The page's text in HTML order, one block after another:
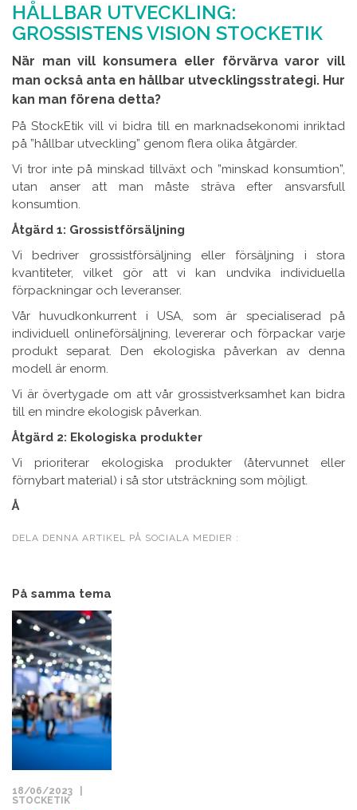
HÅLLBAR UTVECKLING:
GROSSISTENS VISION STOCKETIK
När man vill konsumera eller förvärva varor vill
man också anta en hållbar utvecklingsstrategi. Hur
kan man förena detta?
På StockEtik vill vi bidra till en marknadsekonomi inriktad
på ”hållbar utveckling” genom flera olika åtgärder.
Vi tror inte på minskad tillväxt och ”minskad konsumtion”,
utan anser att man måste sträva efter ansvarsfull
konsumtion.
Åtgärd 1: Grossistförsäljning
Vi bedriver grossistförsäljning eller försäljning i stora
kvantiteter, vilket gör att vi kan undvika individuella
förpackningar och leveranser.
Vår huvudkonkurrent i USA, som är specialiserad på
individuell onlineförsäljning, levererar och förpackar varje
produkt separat. Den ekologiska påverkan av denna
modell är enorm.
Vi är övertygade om att vår grossistverksamhet kan bidra
till en mindre ekologisk påverkan.
Åtgärd 2: Ekologiska produkter
Vi prioriterar ekologiska produkter (återvunnet eller
förnybart material) i så stor utsträckning som möjligt.
Å
DELA DENNA ARTIKEL PÅ SOCIALA MEDIER :
På samma tema
18/06/2023 |
STOCKETIK